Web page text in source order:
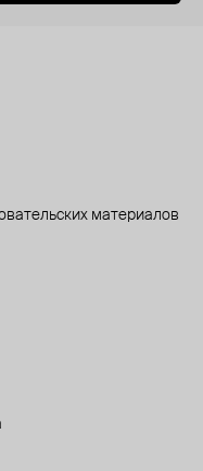
материалов